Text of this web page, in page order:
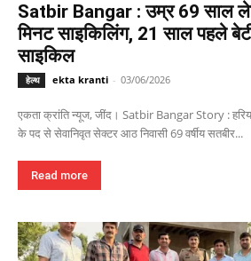
Satbir Bangar : उम्र 69 साल
मिनट साइकिलिंग, 21 साल पहले
साइकिल
हेल्थ ekta kranti - 03/06/2026
एकता क्रांति न्यूज, जींद। Satbir Bangar Story :
के पद से सेवानिवृत सेक्टर आठ निवासी 69 वर्षीय सतबीर...
Read more